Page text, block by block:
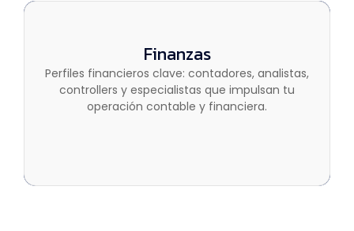
Finanzas
Perfiles financieros clave: contadores, analistas,
controllers y especialistas que impulsan tu
operación contable y financiera.
Finanzas
Perfiles financieros clave: contadores, analistas,
controllers y especialistas que impulsan tu
operación contable y financiera.